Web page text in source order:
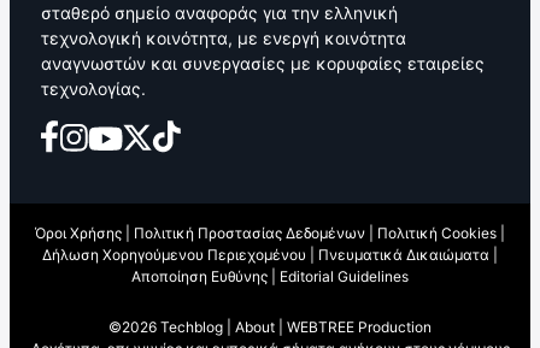
σταθερό σημείο αναφοράς για την ελληνική
τεχνολογική κοινότητα, με ενεργή κοινότητα
αναγνωστών και συνεργασίες με κορυφαίες εταιρείες
τεχνολογίας.
Όροι Χρήσης Πολιτική Προστασίας Δεδομένων Πολιτική Cookies
Δήλωση Χορηγούμενου Περιεχομένου
Πνευματικά Δικαιώματα
Αποποίηση Ευθύνης
Editorial Guidelines
©2026 Techblog | About
WEBTREE Production